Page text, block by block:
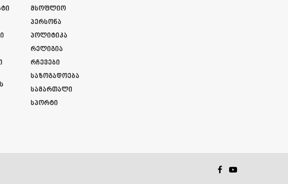
Მსოფლიო
Პერსონა
Პოლიტიკა
Რელიგია
Რჩევები
Საზოგადოება
Სამართალი
Სპორტი